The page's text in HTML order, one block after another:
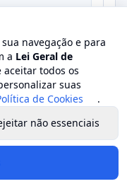
navegação e para
a Lei Geral de
aceitar todos os
suas
de Cookies
.
não essenciais